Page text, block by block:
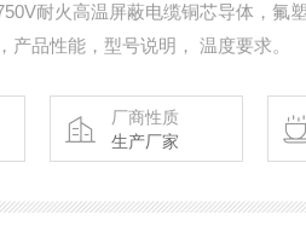
耐火高温屏蔽电缆铜芯导体，氟
产品性能，型号说明， 温度要求。
厂商性质
生产厂家